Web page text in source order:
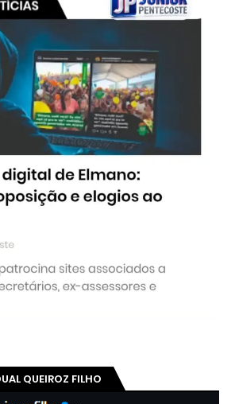
QUEIROZ FILHO